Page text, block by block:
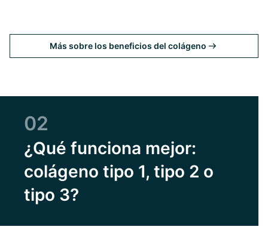
Más sobre los beneficios del colágeno
02
¿Qué funciona mejor:
colágeno tipo 1, tipo 2 o
tipo 3?